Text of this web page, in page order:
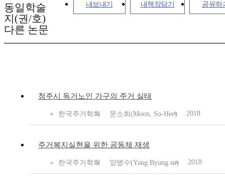
내보내기 내책장담기 공유하
동일학술
지(권/호)
다른 논문
청주시 독거노인 가구의 주거 실태
한국주거학회 문소희(Moon, So-Hee) 2018
주거복지실현을 위한 공동체 재생
한국주거학회 양병수(Yang Byung su) 2018